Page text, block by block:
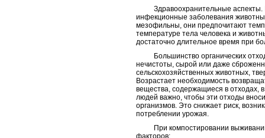
Здравоохранительные аспекты.
инфекционные заболевания
мезофильны, они предпочитают
температуре тела человека и
достаточно длительное время при
Большинство органических
нечистоты, сырой или даже
сельскохозяйственных животных,
Возрастает необходимость
вещества, содержащиеся в отходах,
людей важно, чтобы эти отходы
организмов. Это снижает риск,
потреблении урожая.
При компостировании выживанию